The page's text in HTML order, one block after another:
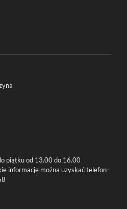
piątku od 13.00do 16.00
infor­ma­cje można uzyskać tele­fon­